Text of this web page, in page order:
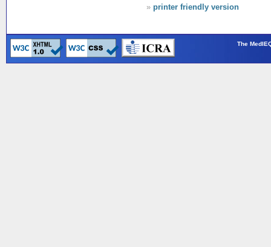
» printer friendly version
The